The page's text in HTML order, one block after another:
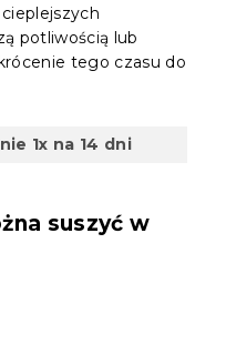
potliwością lub
tego czasu do
1x na 14 dni
suszyć w